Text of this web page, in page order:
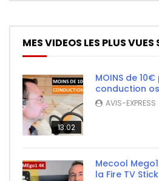
MES VIDEOS LES PLUS VUES
13:02
MOINS de
conduction
AVIS-EXPRESS
Mecool
la Fire TV